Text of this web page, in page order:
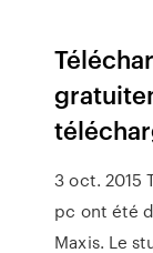
3 oct. 2015
pc ont été
Maxis. Le